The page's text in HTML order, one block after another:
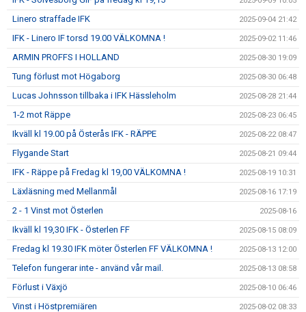
Linero straffade IFK 2025-09-04 21:42
IFK - Linero IF torsd 19.00 VÄLKOMNA ! 2025-09-02 11:46
ARMIN PROFFS I HOLLAND 2025-08-30 19:09
Tung förlust mot Högaborg 2025-08-30 06:48
Lucas Johnsson tillbaka i IFK Hässleholm 2025-08-28 21:44
1-2 mot Räppe 2025-08-23 06:45
Ikväll kl 19.00 på Österås IFK - RÄPPE 2025-08-22 08:47
Flygande Start 2025-08-21 09:44
IFK - Räppe på Fredag kl 19,00 VÄLKOMNA ! 2025-08-19 10:31
Läxläsning med Mellanmål 2025-08-16 17:19
2 - 1 Vinst mot Österlen 2025-08-16
Ikväll kl 19,30 IFK - Österlen FF 2025-08-15 08:09
Fredag kl 19.30 IFK möter Österlen FF VÄLKOMNA ! 2025-08-13 12:00
Telefon fungerar inte - använd vår mail. 2025-08-13 08:58
Förlust i Växjö 2025-08-10 06:46
Vinst i Höstpremiären 2025-08-02 08:33